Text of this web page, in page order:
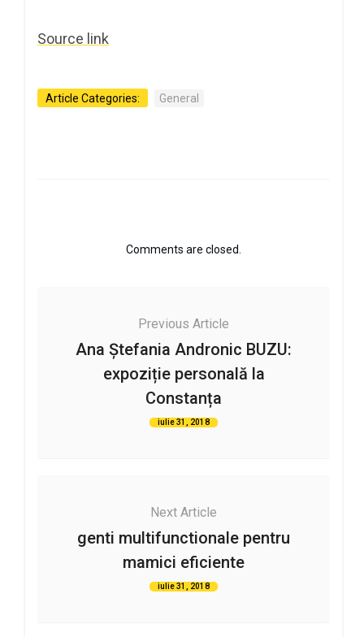
Source link
Article Categories: General
Comments are closed.
Previous Article
Ana Ştefania Andronic BUZU:
expoziție personală la
Constanța
iulie 31, 2018
Next Article
genti multifunctionale pentru
mamici eficiente
iulie 31, 2018